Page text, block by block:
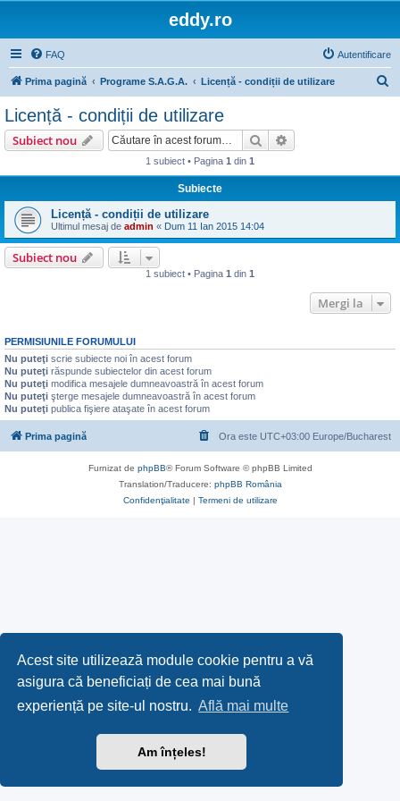
Acest site utilizează module cookie pentru a vă
asigura că beneficiați de cea mai bună
experiență pe site-ul nostru. Află mai multe
Am înțeles!
eddy.ro
FAQ Autentificare
Prima pagină Programe S.A.G.A. Licență - condiții de utilizare
Licență - condiții de utilizare
Subiect nou Căutare
1 subiect • Pagina 1 din 1
Subiecte
Licență - condiții de utilizare
Ultimul mesaj de admin « Dum 11 Ian 2015 14:04
Subiect nou
1 subiect • Pagina 1 din 1
Mergi la
PERMISIUNILE FORUMULUI
Nu puteţi scrie subiecte noi în acest forum
Nu puteţi răspunde subiectelor din acest forum
Nu puteţi modifica mesajele dumneavoastră în acest forum
Nu puteţi şterge mesajele dumneavoastră în acest forum
Nu puteţi publica fişiere ataşate în acest forum
Prima pagină Ora este UTC+03:00 Europe/Bucharest
Furnizat de phpBB® Forum Software © phpBB Limited
Translation/Traducere: phpBB România
Confidenţialitate | Termeni de utilizare